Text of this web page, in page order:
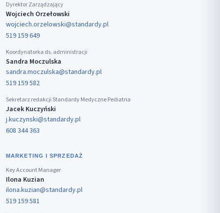
Dyrektor Zarządzający
Wojciech Orzełowski
wojciech.orzelowski@standardy.pl
519 159 649
Koordynatorka ds. administracji
Sandra Moczulska
sandra.moczulska@standardy.pl
519 159 582
Sekretarz redakcji Standardy Medyczne Pediatria
Jacek Kuczyński
j.kuczynski@standardy.pl
608 344 363
MARKETING I SPRZEDAŻ
Key Account Manager
Ilona Kuzian
ilona.kuzian@standardy.pl
519 159 581